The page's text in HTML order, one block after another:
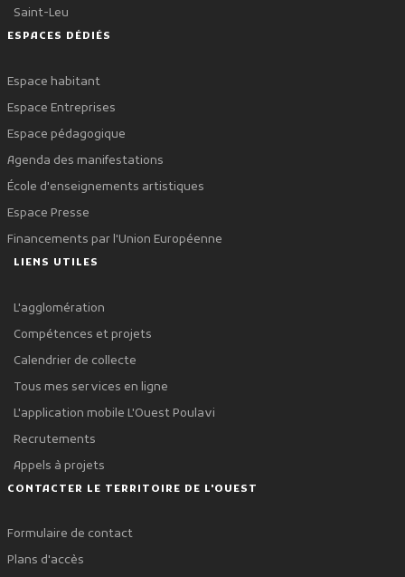
Saint-Leu
ESPACES DÉDIÉS
Espace habitant
Espace Entreprises
Espace pédagogique
Agenda des manifestations
École d'enseignements artistiques
Espace Presse
Financements par l'Union Européenne
LIENS UTILES
L'agglomération
Compétences et projets
Calendrier de collecte
Tous mes services en ligne
L'application mobile L'Ouest Poulavi
Recrutements
Appels à projets
CONTACTER LE TERRITOIRE DE L'OUEST
Formulaire de contact
Plans d'accès